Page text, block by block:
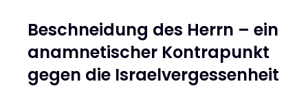
Beschneidung des Herrn – ein
anamnetischer Kontrapunkt
gegen die Israelvergessenheit